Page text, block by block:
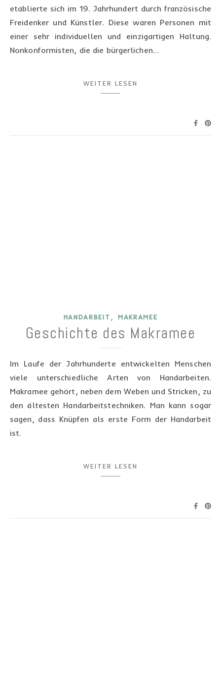
etablierte sich im 19. Jahrhundert durch französische
Freidenker und Künstler. Diese waren Personen mit
einer sehr individuellen und einzigartigen Haltung.
Nonkonformisten, die die bürgerlichen…
WEITER LESEN
HANDARBEIT , MAKRAMEE
Geschichte des Makramee
Im Laufe der Jahrhunderte entwickelten Menschen
viele unterschiedliche Arten von Handarbeiten.
Makramee gehört, neben dem Weben und Stricken, zu
den ältesten Handarbeitstechniken. Man kann sogar
sagen, dass Knüpfen als erste Form der Handarbeit
ist.
WEITER LESEN